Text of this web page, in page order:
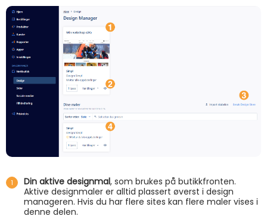
Din aktive designmal, som brukes på butikkfronten.
Aktive designmaler er alltid plassert øverst i design
manageren. Hvis du har flere sites kan flere maler vises i
denne delen.